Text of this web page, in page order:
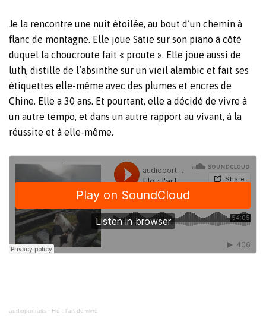
Je la rencontre une nuit étoilée, au bout d’un chemin à
flanc de montagne. Elle joue Satie sur son piano à côté
duquel la choucroute fait « proute ». Elle joue aussi de
luth, distille de l’absinthe sur un vieil alambic et fait ses
étiquettes elle-même avec des plumes et encres de
Chine. Elle a 30 ans. Et pourtant, elle a décidé de vivre à
un autre tempo, et dans un autre rapport au vivant, à la
réussite et à elle-même.
audioportraits · Flo : l’art de vivre